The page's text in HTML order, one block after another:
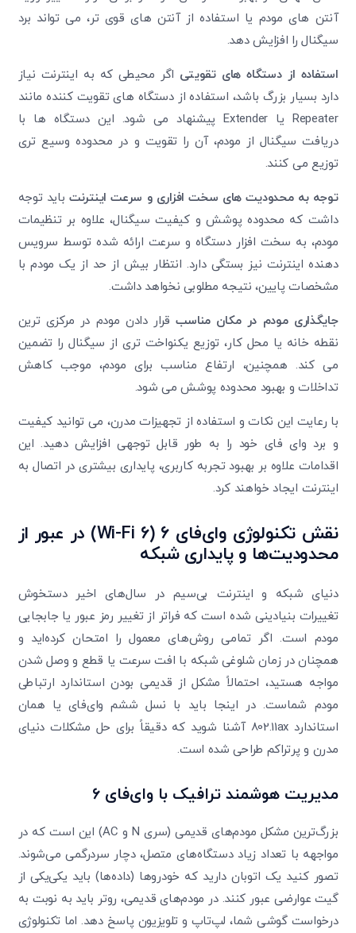
آنتن های مودم یا استفاده از آنتن های قوی تر، می تواند برد
سیگنال را افزایش دهد.
استفاده از دستگاه های تقویتی اگر محیطی که به اینترنت نیاز
دارد بسیار بزرگ باشد، استفاده از دستگاه های تقویت کننده مانند
Repeater یا Extender پیشنهاد می شود. این دستگاه ها با
دریافت سیگنال از مودم، آن را تقویت و در محدوده وسیع تری
توزیع می کنند.
توجه به محدودیت های سخت افزاری و سرعت اینترنت باید توجه
داشت که محدوده پوشش و کیفیت سیگنال، علاوه بر تنظیمات
مودم، به سخت افزار دستگاه و سرعت ارائه شده توسط سرویس
دهنده اینترنت نیز بستگی دارد. انتظار بیش از حد از یک مودم با
مشخصات پایین، نتیجه مطلوبی نخواهد داشت.
جایگذاری مودم در مکان مناسبقرار دادن مودم در مرکزی ترین
نقطه خانه یا محل کار، توزیع یکنواخت تری از سیگنال را تضمین
می کند. همچنین، ارتفاع مناسب برای مودم، موجب کاهش
تداخلات و بهبود محدوده پوشش می شود.
با رعایت این نکات و استفاده از تجهیزات مدرن، می توانید کیفیت
و برد وای فای خود را به طور قابل توجهی افزایش دهید. این
اقدامات علاوه بر بهبود تجربه کاربری، پایداری بیشتری در اتصال به
اینترنت ایجاد خواهند کرد.
نقش تکنولوژی وای‌فای ۶ (Wi-Fi 6)
در عبور از
محدودیت‌ها و پایداری شبکه
دنیای شبکه و اینترنت بی‌سیم در سال‌های اخیر دستخوش
تغییرات بنیادینی شده است که فراتر از تغییر رمز عبور یا جابجایی
مودم است. اگر تمامی روش‌های معمول را امتحان کرده‌اید و
همچنان در زمان شلوغی شبکه با افت سرعت یا قطع و وصل شدن
مواجه هستید، احتمالاً مشکل از قدیمی بودن استاندارد ارتباطی
مودم شماست. در اینجا باید با نسل ششم وای‌فای یا همان
استاندارد 802.11ax آشنا شوید که دقیقاً برای حل مشکلات دنیای
مدرن و پرتراکم طراحی شده است.
مدیریت هوشمند ترافیک با وای‌فای ۶
بزرگ‌ترین مشکل مودم‌های قدیمی (سری N و AC) این است که در
مواجهه با تعداد زیاد دستگاه‌های متصل، دچار سردرگمی می‌شوند.
تصور کنید یک اتوبان دارید که خودروها (داده‌ها) باید یکی‌یکی از
گیت عوارضی عبور کنند. در مودم‌های قدیمی، روتر باید به نوبت به
درخواست گوشی شما، لپ‌تاپ و تلویزیون پاسخ دهد. اما تکنولوژی